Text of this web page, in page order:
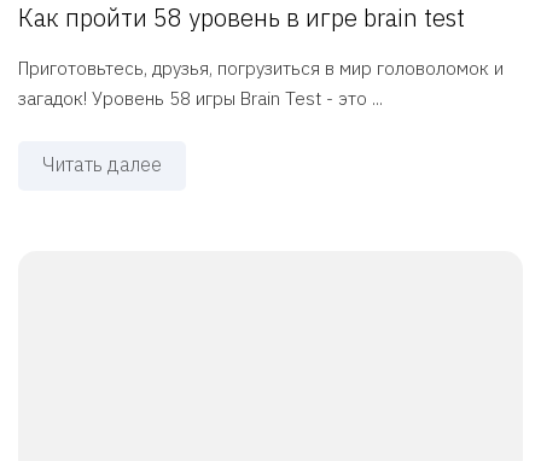
Как пройти 58 уровень в игре brain test
Приготовьтесь, друзья, погрузиться в мир головоломок и
загадок! Уровень 58 игры Brain Test - это ...
Читать далее